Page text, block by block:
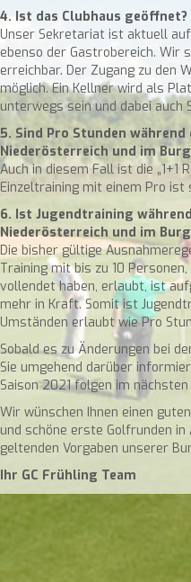
4. Ist das Clubhaus geöffnet?
Unser Sekretariat ist aktuell
ebenso der Gastrobereich. Wir
erreichbar. Der Zugang zu den
möglich. Ein Kellner wird als
unterwegs sein und dabei auch
5. Sind Pro Stunden
Niederösterreich und im
Auch in diesem Fall ist die „1+1
Einzeltraining mit einem Pro
6. Ist Jugendtraining
Niederösterreich und im
Die bisher gültige
Training mit bis zu 10
vollendet haben, erlaubt, ist
mehr in Kraft. Somit ist
Umständen erlaubt wie Pro
Sobald es zu Änderungen bei
Sie umgehend darüber
Saison 2021 folgen im nächsten
Wir wünschen Ihnen einen
und schöne erste Golfrunden
geltenden Vorgaben unserer
Ihr GC Frühling Team